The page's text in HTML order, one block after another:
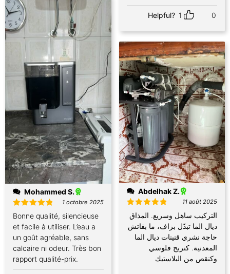
Mohammed S.
Note
sur 5
1 octobre 2025
Bonne qualité, silencieuse
et facile à utiliser. L’eau a
un goût agréable, sans
calcaire ni odeur. Très bon
rapport qualité-prix.
Helpful? 1 0
Abdelhak Z.
Note5
sur 5
11 août 2025
التركيب ساهل وسريع. المذاق
ديال الما تبدّل بزاف، ما بقاتش
حاجة نشري قنينات ديال الما
المعدنية. كنربح فلوسي
وكنقص من البلاستيك